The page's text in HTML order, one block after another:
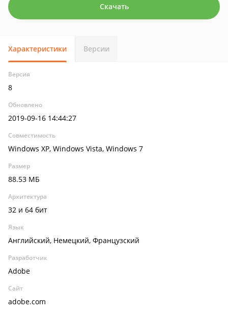
Скачать
Характеристики Версии
Версия
8
Обновлено
2019-09-16 14:44:27
Совместимость
Windows XP, Windows Vista, Windows 7
Размер
88.53 МБ
Архитектура
32 и 64 бит
Язык
Английский, Немецкий, Французский
Разработчик
Adobe
Сайт
adobe.com